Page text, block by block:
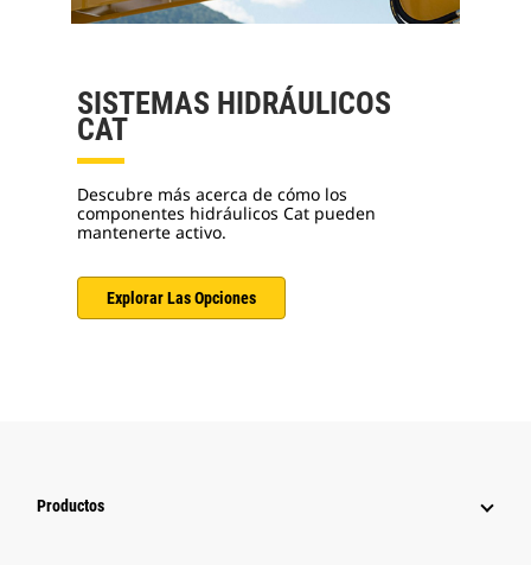
SISTEMAS HIDRÁULICOS
CAT
Descubre más acerca de cómo los
componentes hidráulicos Cat pueden
mantenerte activo.
Explorar Las Opciones
Productos